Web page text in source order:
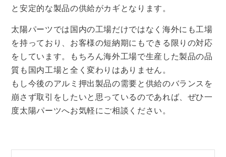
と安定的な製品の供給がカギとなります。
太陽パーツでは国内の工場だけではなく海外にも工場
を持っており、お客様の短納期にもできる限りの対応
をしています。もちろん海外工場で生産した製品の品
質も国内工場と全く変わりはありません。
もし今後のアルミ押出製品の需要と供給のバランスを
崩さず取引をしたいと思っているのであれば、ぜひ一
度太陽パーツへお気軽にご相談ください。